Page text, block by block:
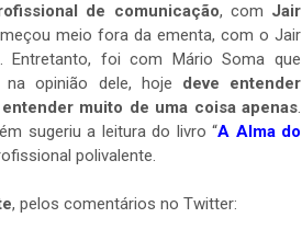
de comunicação, com Jair
meio fora da ementa, com o Jair
foi com Mário Soma que
opinião dele, hoje deve entender
muito de uma coisa apenas.
sugeriu a leitura do livro “A Alma do
polivalente.
, pelos comentários no Twitter: